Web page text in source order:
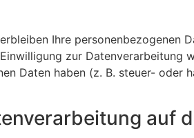
Ihre perso­nen­be­zo­genen
zur Daten­ver­ar­bei­tung
Daten haben (z. B. steuer- oder
auf